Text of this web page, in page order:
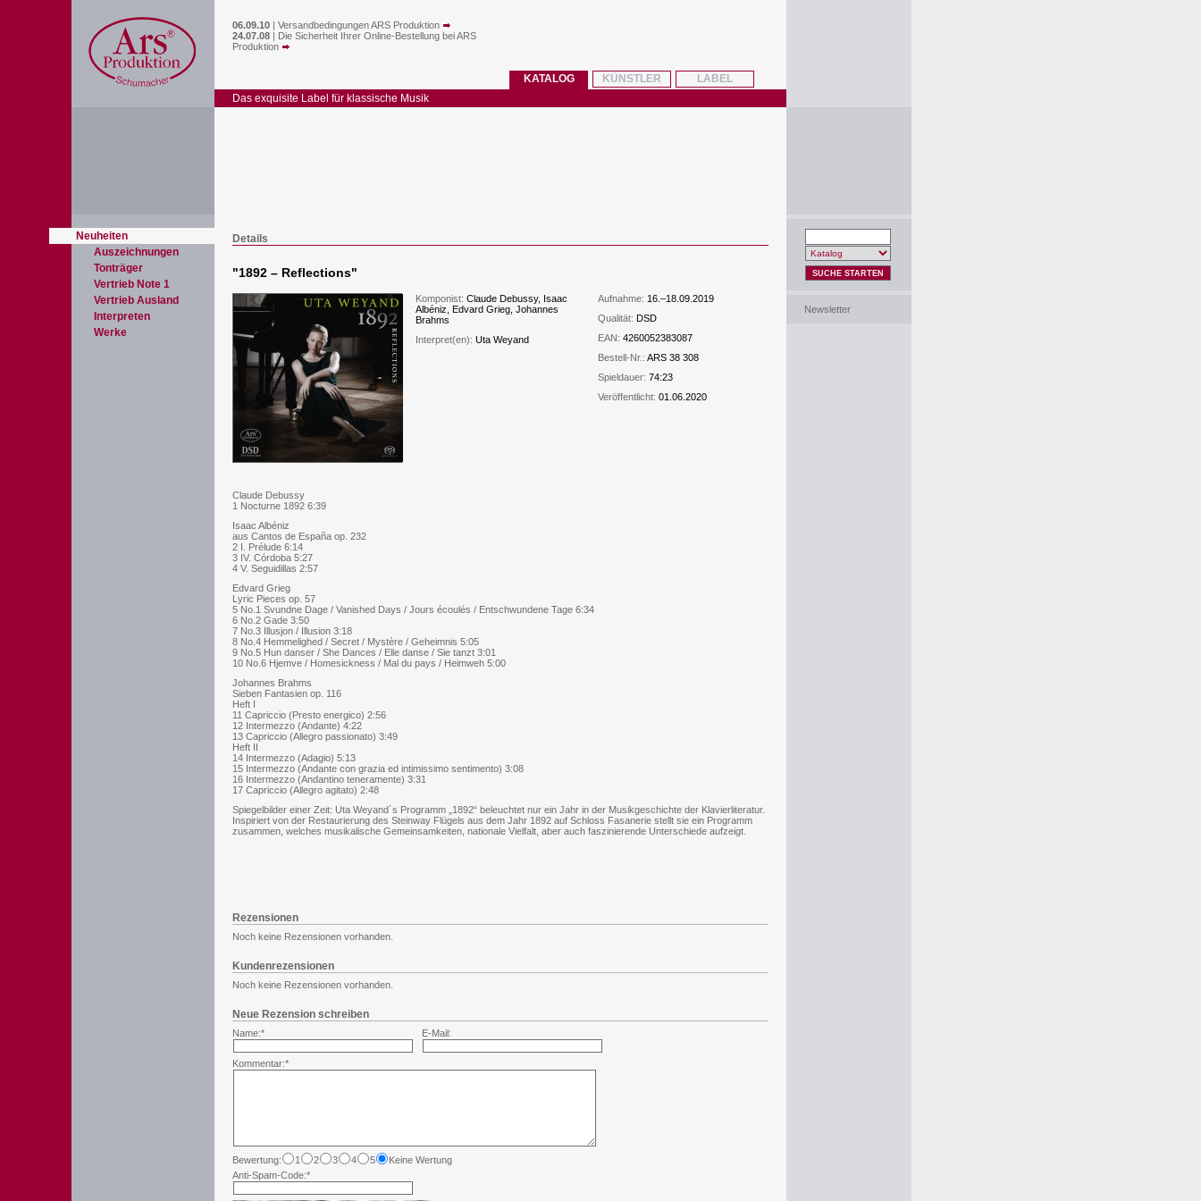
06.09.10 | Versandbedingungen ARS Produktion
24.07.08 | Die Sicherheit Ihrer Online-Bestellung bei ARS
Produktion
KATALOG KÜNSTLER
LABEL
Das exquisite Label für klassische Musik
Neuheiten
Auszeichnungen
Tonträger
Vertrieb Note 1
Vertrieb Ausland
Interpreten
Werke
Details
"1892 – Reflections"
Komponist: Claude Debussy, Isaac
Albéniz, Edvard Grieg, Johannes
Brahms
Interpret(en): Uta Weyand
Aufnahme: 16.–18.09.2019
Qualität: DSD
EAN: 4260052383087
Bestell-Nr.: ARS 38 308
Spieldauer: 74:23
Veröffentlicht: 01.06.2020
Claude Debussy
1 Nocturne 1892 6:39
Isaac Albéniz
aus Cantos de España op. 232
2 I. Prélude 6:14
3 IV. Córdoba 5:27
4 V. Seguidillas 2:57
Edvard Grieg
Lyric Pieces op. 57
5 No.1 Svundne Dage / Vanished Days / Jours écoulés / Entschwundene Tage 6:34
6 No.2 Gade 3:50
7 No.3 Illusjon / Illusion 3:18
8 No.4 Hemmelighed / Secret / Mystère / Geheimnis 5:05
9 No.5 Hun danser / She Dances / Elle danse / Sie tanzt 3:01
10 No.6 Hjemve / Homesickness / Mal du pays / Heimweh 5:00
Johannes Brahms
Sieben Fantasien op. 116
Heft I
11 Capriccio (Presto energico) 2:56
12 Intermezzo (Andante) 4:22
13 Capriccio (Allegro passionato) 3:49
Heft II
14 Intermezzo (Adagio) 5:13
15 Intermezzo (Andante con grazia ed intimissimo sentimento) 3:08
16 Intermezzo (Andantino teneramente) 3:31
17 Capriccio (Allegro agitato) 2:48
Spiegelbilder einer Zeit: Uta Weyand´s Programm „1892“ beleuchtet nur ein Jahr in der Musikgeschichte der Klavierliteratur.
Inspiriert von der Restaurierung des Steinway Flügels aus dem Jahr 1892 auf Schloss Fasanerie stellt sie ein Programm
zusammen, welches musikalische Gemeinsamkeiten, nationale Vielfalt, aber auch faszinierende Unterschiede aufzeigt.
Rezensionen
Noch keine Rezensionen vorhanden.
Kundenrezensionen
Noch keine Rezensionen vorhanden.
Neue Rezension schreiben
Name:* E-Mail:
Kommentar:*
Bewertung: 1 2 3 4 5
Keine Wertung
Anti-Spam-Code:*
SUCHE STARTEN
Newsletter